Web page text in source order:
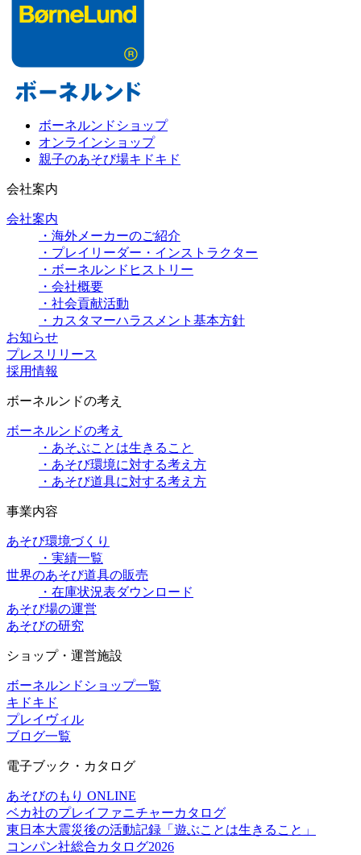
ボーネルンドショップ
オンラインショップ
親子のあそび場キドキド
会社案内
会社案内
・海外メーカーのご紹介
・プレイリーダー・インストラクター
・ボーネルンドヒストリー
・会社概要
・社会貢献活動
・カスタマーハラスメント基本方針
お知らせ
プレスリリース
採用情報
ボーネルンドの考え
ボーネルンドの考え
・あそぶことは生きること
・あそび環境に対する考え方
・あそび道具に対する考え方
事業内容
あそび環境づくり
・実績一覧
世界のあそび道具の販売
・在庫状況表ダウンロード
あそび場の運営
あそびの研究
ショップ・運営施設
ボーネルンドショップ一覧
キドキド
プレイヴィル
ブログ一覧
電子ブック・カタログ
あそびのもり ONLINE
ベカ社のプレイファニチャーカタログ
東日本大震災後の活動記録「遊ぶことは生きること」
コンパン社総合カタログ2026